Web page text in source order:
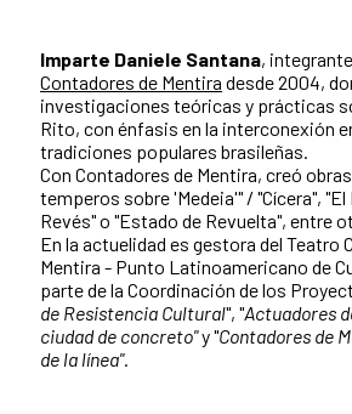
Imparte Daniele Santana,
Contadores de Mentira desde 2004,
investigaciones teóricas y prácticas
Rito, con énfasis en la interconexión
tradiciones populares brasileñas.
Con Contadores de Mentira, creó
temperos sobre 'Medeia'" / "Cícera", "El
Revés" o "Estado de Revuelta", entre
En la actuelidad es gestora del Teatro
Mentira - Punto Latinoamericano de
parte de la Coordinación de los
de Resistencia Cultural", "Actuadores
ciudad de concreto"y "Contadores de
de la línea".